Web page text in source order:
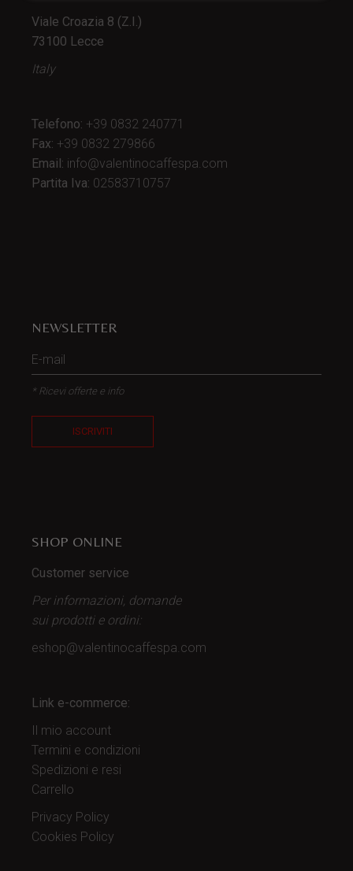
Viale Croazia 8 (Z.I.)
73100 Lecce
Italy
Telefono: +39 0832 240771
Fax: +39 0832 279866
Email: info@valentinocaffespa.com
Partita Iva: 02583710757
NEWSLETTER
* Ricevi offerte e info
ISCRIVITI
SHOP ONLINE
Customer service
Per informazioni, domande
sui prodotti e ordini:
eshop@valentinocaffespa.com
Link e-commerce:
Il mio account
Termini e condizioni
Spedizioni e resi
Carrello
Privacy Policy
Cookies Policy